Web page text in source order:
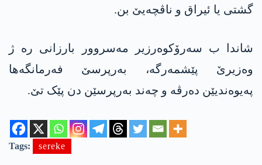
گشتی یا ئیراق و ناڤچەیێ بن.
شاندا ب سەرۆکوەرزیر مەسروور بارزانی رە ژ
وەزیرێ پێشمەرگە، بەرپرسێ فەرمانگەها
پەیوەندیێن دەرڤە و چەند بەرپرسێن دن پێک تێ.
Tags: sereke